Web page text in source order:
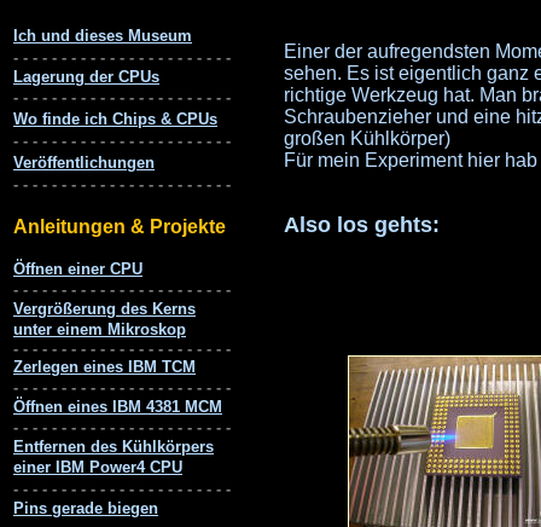
Einer der aufregendsten
sehen. Es ist eigentlich ganz
richtige Werkzeug hat. Man
Schraubenzieher und eine
großen Kühlkörper)
Für mein Experiment hier
Also los gehts: